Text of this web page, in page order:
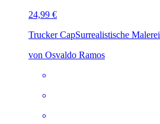
24,99 €
Trucker CapSurrealistische Malerei
von Osvaldo Ramos